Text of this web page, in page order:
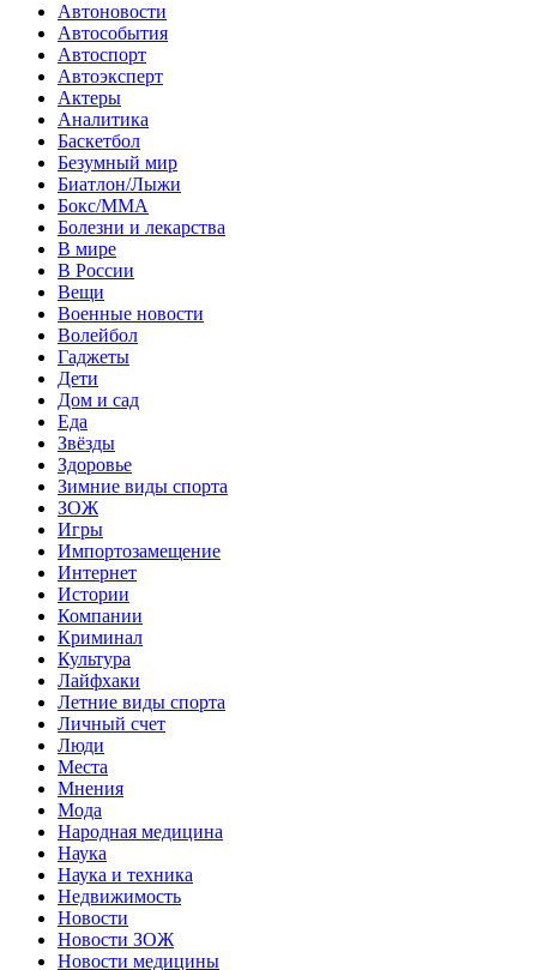
Автоновости
Автособытия
Автоспорт
Автоэксперт
Актеры
Аналитика
Баскетбол
Безумный мир
Биатлон/Лыжи
Бокс/MMA
Болезни и лекарства
В мире
В России
Вещи
Военные новости
Волейбол
Гаджеты
Дети
Дом и сад
Еда
Звёзды
Здоровье
Зимние виды спорта
ЗОЖ
Игры
Импортозамещение
Интернет
Истории
Компании
Криминал
Культура
Лайфхаки
Летние виды спорта
Личный счет
Люди
Места
Мнения
Мода
Народная медицина
Наука
Наука и техника
Недвижимость
Новости
Новости ЗОЖ
Новости медицины